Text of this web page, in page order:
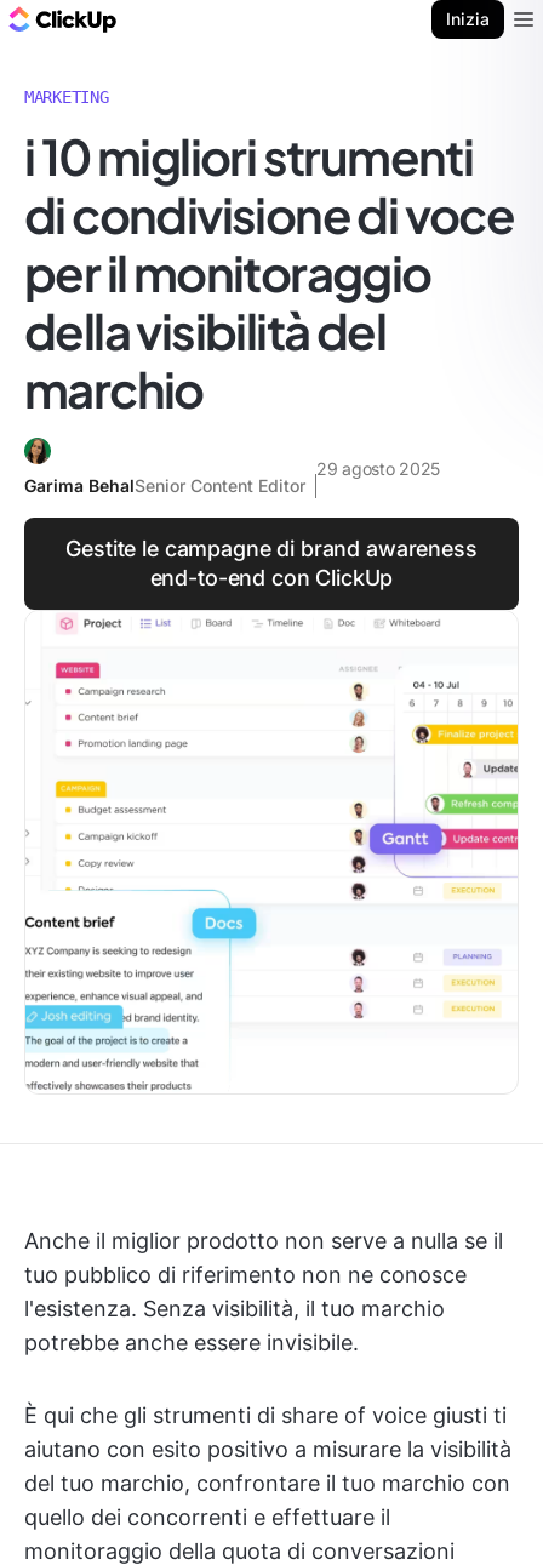
Inizia
MARKETING
i 10 migliori strumenti
di condivisione di voce
per il monitoraggio
della visibilità del
marchio
Garima BehalSenior Content Editor
29 agosto 2025
Gestite le campagne di brand awareness
end-to-end con ClickUp
Anche il miglior prodotto non serve a nulla se il
tuo pubblico di riferimento non ne conosce
l'esistenza. Senza visibilità, il tuo marchio
potrebbe anche essere invisibile.
È qui che gli strumenti di share of voice giusti ti
aiutano con esito positivo a misurare la visibilità
del tuo marchio, confrontare il tuo marchio con
quello dei concorrenti e effettuare il
monitoraggio della quota di conversazioni